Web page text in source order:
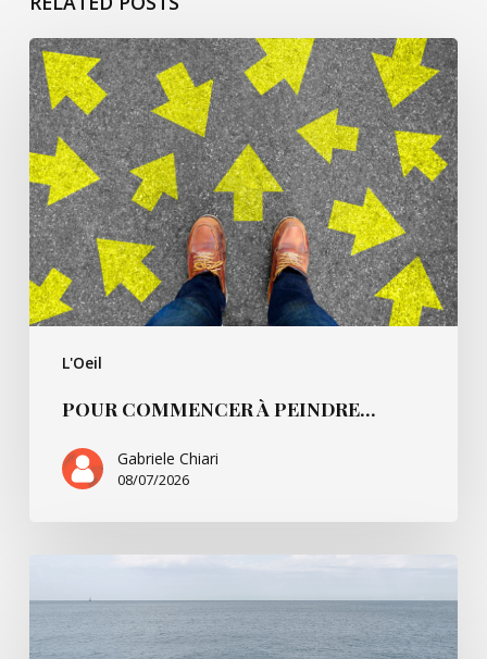
L'Oeil
Pour
commencer
à
peindre…
POUR COMMENCER À PEINDRE…
Gabriele Chiari
08/07/2026
Règle
jeu